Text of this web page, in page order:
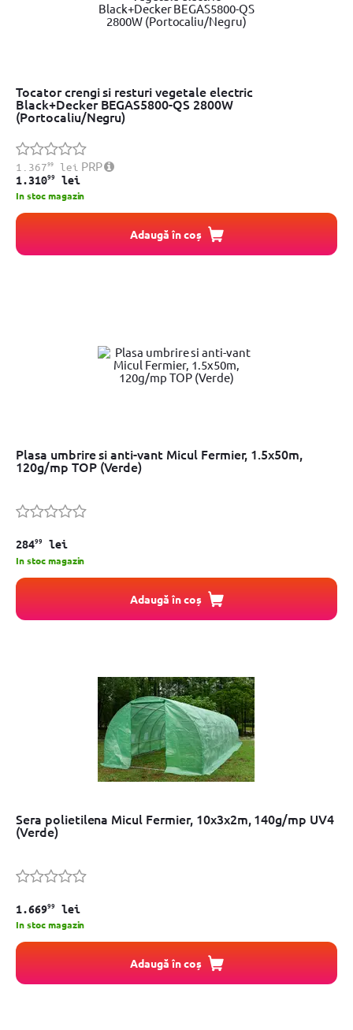
Tocator crengi si resturi vegetale electric
Black+Decker BEGAS5800-QS 2800W
(Portocaliu/Negru)
1.36799lei PRP
1.31099 lei
In stoc magazin
Adaugă în coș
Plasa umbrire si anti-vant Micul Fermier, 1.5x50m,
120g/mp TOP (Verde)
28499 lei
In stoc magazin
Adaugă în coș
Sera polietilena Micul Fermier, 10x3x2m, 140g/mp UV4
(Verde)
1.66999 lei
In stoc magazin
Adaugă în coș